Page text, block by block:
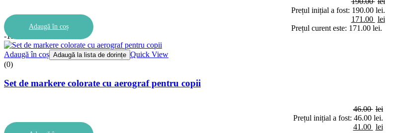
Prețul inițial a fost: 190.00 lei.
171.00 lei
Prețul curent este: 171.00 lei.
Adaugă în coș
-11%
Adaugă în coș Adaugă la lista de dorințe Quick View
(0)
Set de markere colorate cu aerograf pentru copii
46.00 lei
Prețul inițial a fost: 46.00 lei.
41.00 lei